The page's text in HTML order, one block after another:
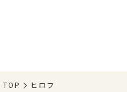
TOP ヒロフ